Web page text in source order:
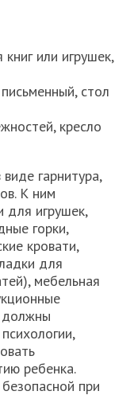
или игрушек,
стол
кресло
гарнитура,
К ним
для игрушек,
горки,
кровати,
для
мебельная
должны
ребенка.
при